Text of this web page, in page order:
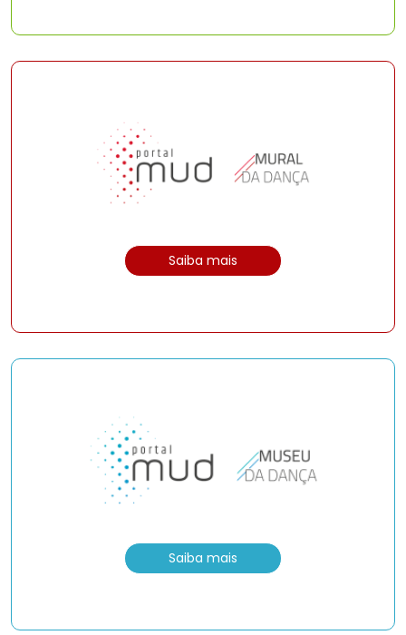
Saiba mais
Saiba mais